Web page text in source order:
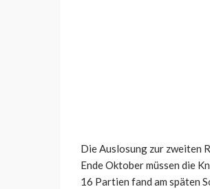
Die Auslosung zur zweiten
Ende Oktober müssen die
16 Partien fand am späten